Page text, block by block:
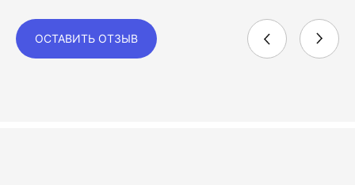
ОСТАВИТЬ ОТЗЫВ